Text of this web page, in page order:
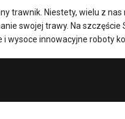
trawnik. Niestety, wielu z
swojej trawy. Na
wysoce innowacyjne roboty